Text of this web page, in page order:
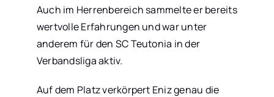
Auch im Herrenbereich sammelte er bereits
wertvolle Erfahrungen und war unter
anderem für den SC Teutonia in der
Verbandsliga aktiv.
Auf dem Platz verkörpert Eniz genau die